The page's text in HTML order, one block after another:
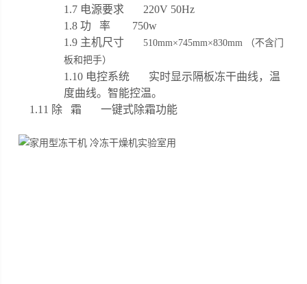
1.7 电源要求 220V 50Hz
1.8 功 率 750w
1.9 主机尺寸510mm×745mm×830mm
（不含门
板和把手）
1.10 电控系统 实时显示隔板冻干曲线，温
度曲线。智能控温。
1.11 除 霜 一键式除霜功能